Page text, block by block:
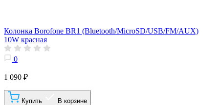
Колонка Borofone BR1 (Bluetooth/MicroSD/USB/FM/AUX)
10W красная
0
1 090 ₽
Купить В корзине